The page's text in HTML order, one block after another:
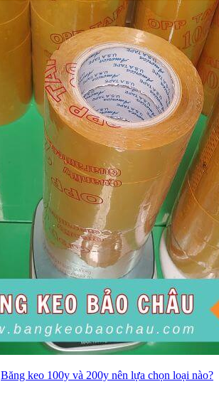
Băng keo 100y và 200y nên lựa chọn loại nào?